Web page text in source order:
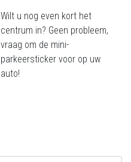
Wilt u nog even kort het
centrum in? Geen probleem,
vraag om de mini-
parkeersticker voor op uw
auto!